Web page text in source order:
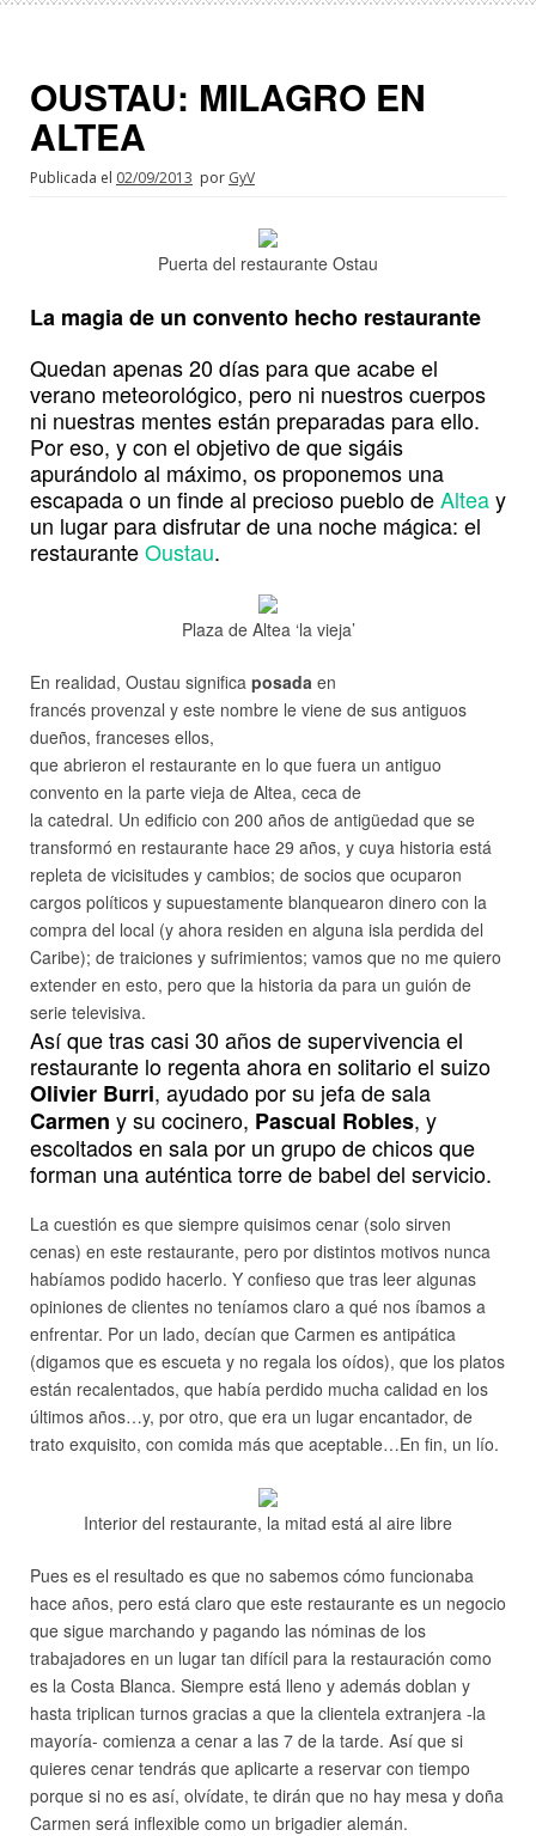
OUSTAU: MILAGRO EN
ALTEA
Publicada el 02/09/2013 por GyV
Puerta del restaurante Ostau
La magia de un convento hecho restaurante
Quedan apenas 20 días para que acabe el
verano meteorológico, pero ni nuestros cuerpos
ni nuestras mentes están preparadas para ello.
Por eso, y con el objetivo de que sigáis
apurándolo al máximo, os proponemos una
escapada o un finde al precioso pueblo deAlteay
un lugar para disfrutar de una noche mágica: el
restauranteOustau.
Plaza de Altea ‘la vieja’
En realidad, Oustau significa posada en
francés provenzal y este nombre le viene de sus antiguos
dueños, franceses ellos,
que abrieron el restaurante en lo que fuera un antiguo
convento en la parte vieja de Altea, ceca de
la catedral. Un edificio con 200 años de antigüedad que se
transformó en restaurante hace 29 años, y cuya historia está
repleta de vicisitudes y cambios; de socios que ocuparon
cargos políticos y supuestamente blanquearon dinero con la
compra del local (y ahora residen en alguna isla perdida del
Caribe); de traiciones y sufrimientos; vamos que no me quiero
extender en esto, pero que la historia da para un guión de
serie televisiva.
Así que tras casi 30 años de supervivencia el
restaurante lo regenta ahora en solitario el suizo
Olivier Burri, ayudado por su jefa de sala
Carmen y su cocinero, Pascual Robles, y
escoltados en sala por un grupo de chicos que
forman una auténtica torre de babel del servicio.
La cuestión es que siempre quisimos cenar (solo sirven
cenas) en este restaurante, pero por distintos motivos nunca
habíamos podido hacerlo. Y confieso que tras leer algunas
opiniones de clientes no teníamos claro a qué nos íbamos a
enfrentar. Por un lado, decían que Carmen es antipática
(digamos que es escueta y no regala los oídos), que los platos
están recalentados, que había perdido mucha calidad en los
últimos años…y, por otro, que era un lugar encantador, de
trato exquisito, con comida más que aceptable…En fin, un lío.
Interior del restaurante, la mitad está al aire libre
Pues es el resultado es que no sabemos cómo funcionaba
hace años, pero está claro que este restaurante es un negocio
que sigue marchando y pagando las nóminas de los
trabajadores en un lugar tan difícil para la restauración como
es la Costa Blanca. Siempre está lleno y además doblan y
hasta triplican turnos gracias a que la clientela extranjera -la
mayoría- comienza a cenar a las 7 de la tarde. Así que si
quieres cenar tendrás que aplicarte a reservar con tiempo
porque si no es así, olvídate, te dirán que no hay mesa y doña
Carmen será inflexible como un brigadier alemán.